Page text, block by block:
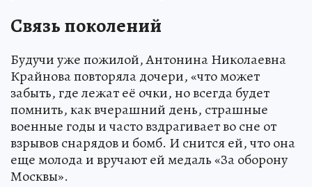
Связь поколений
Будучи уже пожилой, Антонина Николаевна
Крайнова повторяла дочери, «что может
забыть, где лежат её очки, но всегда будет
помнить, как вчерашний день, страшные
военные годы и часто вздрагивает во сне от
взрывов снарядов и бомб. И снится ей, что она
еще молода и вручают ей медаль «За оборону
Москвы».